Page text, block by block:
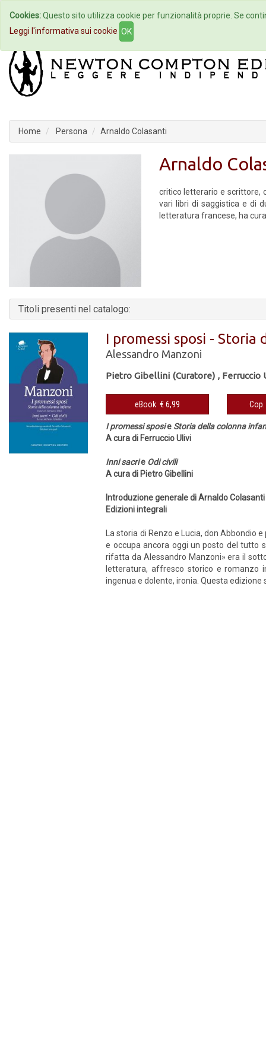
Home Autori Eventi
Home Persona Arnaldo Colasanti
Arnaldo
critico letterario e scrittore,
vari libri di saggistica e di
letteratura francese, ha
Titoli presenti nel catalogo:
I promessi sposi -
Alessandro Manzoni
Pietro Gibellini (Curatore) , Ferruccio
eBook € 6,99
I promessi sposie Storia della colonna
A cura di Ferruccio Ulivi
Inni sacrie Odi civili
A cura di Pietro Gibellini
Introduzione generale di Arnaldo Colasanti
Edizioni integrali
La storia di Renzo e Lucia, don Abbondio
e occupa ancora oggi un posto del tutto
rifatta da Alessandro Manzoni» era il
letteratura, affresco storico e romanzo
ingenua e dolente, ironia. Questa edizione
Cookies:Questo sito utilizza cookie per funzionalità proprie. Se
Leggi l'informativa sui cookie OK